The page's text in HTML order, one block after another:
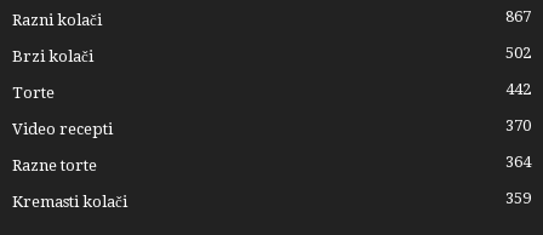
Razni kolači 867
Brzi kolači 502
Torte 442
Video recepti 370
Razne torte 364
Kremasti kolači 359